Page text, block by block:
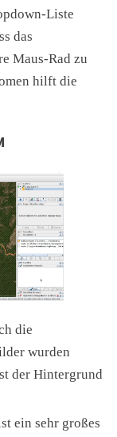
Liste
das
Maus-Rad zu
hilft die
die
wurden
der Hintergrund
ein sehr großes